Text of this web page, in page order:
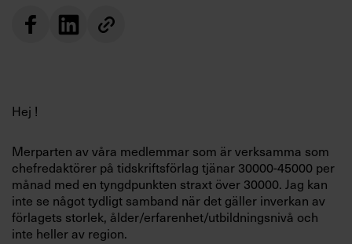
Annonsera
Sök
efter:
Hej !
Merparten av våra medlemmar som är verksamma som
chefredaktörer på tidskriftsförlag tjänar 30000-45000 per
månad med en tyngdpunkten straxt över 30000. Jag kan
inte se något tydligt samband när det gäller inverkan av
förlagets storlek, ålder/erfarenhet/utbildningsnivå och
inte heller av region.